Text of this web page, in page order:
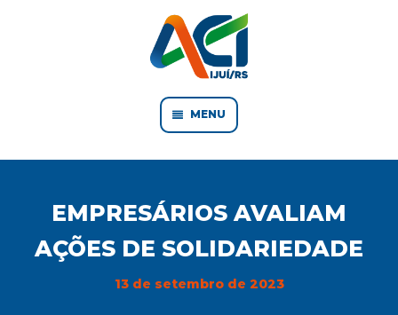
MENU
EMPRESÁRIOS AVALIAM
AÇÕES DE SOLIDARIEDADE
13 de setembro de 2023